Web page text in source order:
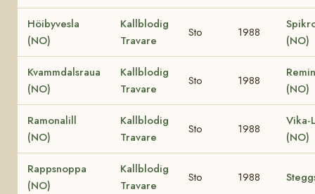
Höibyvesla
(NO)
Kallblodig
Travare
Sto 1988
(NO)
Kvammdalsraua
(NO)
Kallblodig
Travare
Sto 1988
(NO)
Ramonalill
(NO)
Kallblodig
Travare
Sto 1988
Vika-
(NO)
Rappsnoppa
(NO)
Kallblodig
Travare
Sto 1988